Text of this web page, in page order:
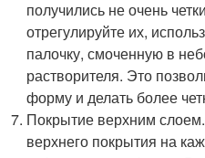
получились не очень
отрегулируйте их,
палочку, смоченную в
растворителя. Это
форму и делать более
Покрытие верхним
верхнего покрытия на